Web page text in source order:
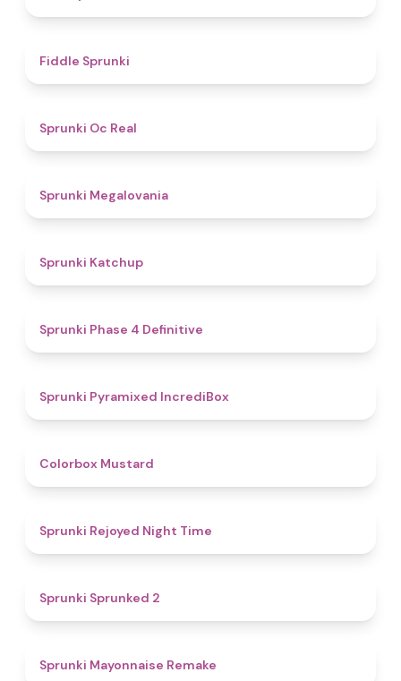
Fiddle Sprunki
Sprunki Oc Real
Sprunki Megalovania
Sprunki Katchup
Sprunki Phase 4 Definitive
Sprunki Pyramixed IncrediBox
Colorbox Mustard
Sprunki Rejoyed Night Time
Sprunki Sprunked 2
Sprunki Mayonnaise Remake